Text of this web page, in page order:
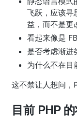
飞跃，应该寻
益，而不是更
看起来像是
是否考虑渐进
为什么不在目
这不禁让人想问，
目前 PHP